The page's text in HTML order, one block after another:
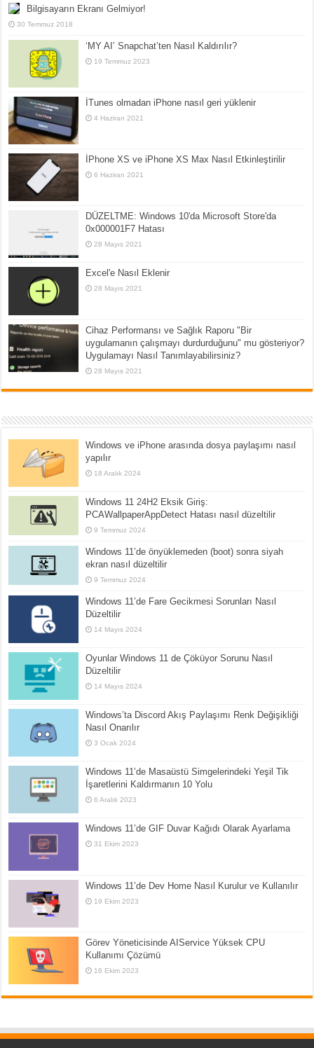
Bilgisayarın Ekranı Gelmiyor!
30 Temmuz 2018
‘MY AI’ Snapchat’ten Nasıl Kaldırılır?
19 Temmuz 2023
İTunes olmadan iPhone nasıl geri yüklenir
4 Haziran 2021
İPhone XS ve iPhone XS Max Nasıl Etkinleştirilir
6 Haziran 2021
DÜZELTME: Windows 10'da Microsoft Store'da
0x000001F7 Hatası
28 Mayıs 2021
Excel'e Nasıl Eklenir
28 Mayıs 2021
Cihaz Performansı ve Sağlık Raporu "Bir
uygulamanın çalışmayı durdurduğunu" mu gösteriyor?
Uygulamayı Nasıl Tanımlayabilirsiniz?
28 Mayıs 2021
Windows ve iPhone arasında dosya paylaşımı nasıl
yapılır
18 Aralık 2024
Windows 11 24H2 Eksik Giriş:
PCAWallpaperAppDetect Hatası nasıl düzeltilir
9 Temmuz 2024
Windows 11’de önyüklemeden (boot) sonra siyah
ekran nasıl düzeltilir
9 Temmuz 2024
Windows 11’de Fare Gecikmesi Sorunları Nasıl
Düzeltilir
14 Mayıs 2024
Oyunlar Windows 11 de Çöküyor Sorunu Nasıl
Düzeltilir
14 Mayıs 2024
Windows’ta Discord Akış Paylaşımı Renk Değişikliği
Nasıl Onarılır
3 Ocak 2024
Windows 11’de Masaüstü Simgelerindeki Yeşil Tik
İşaretlerini Kaldırmanın 10 Yolu
6 Aralık 2023
Windows 11’de GIF Duvar Kağıdı Olarak Ayarlama
31 Ekim 2023
Windows 11’de Dev Home Nasıl Kurulur ve Kullanılır
19 Ekim 2023
Görev Yöneticisinde AIService Yüksek CPU
Kullanımı Çözümü
16 Ekim 2023